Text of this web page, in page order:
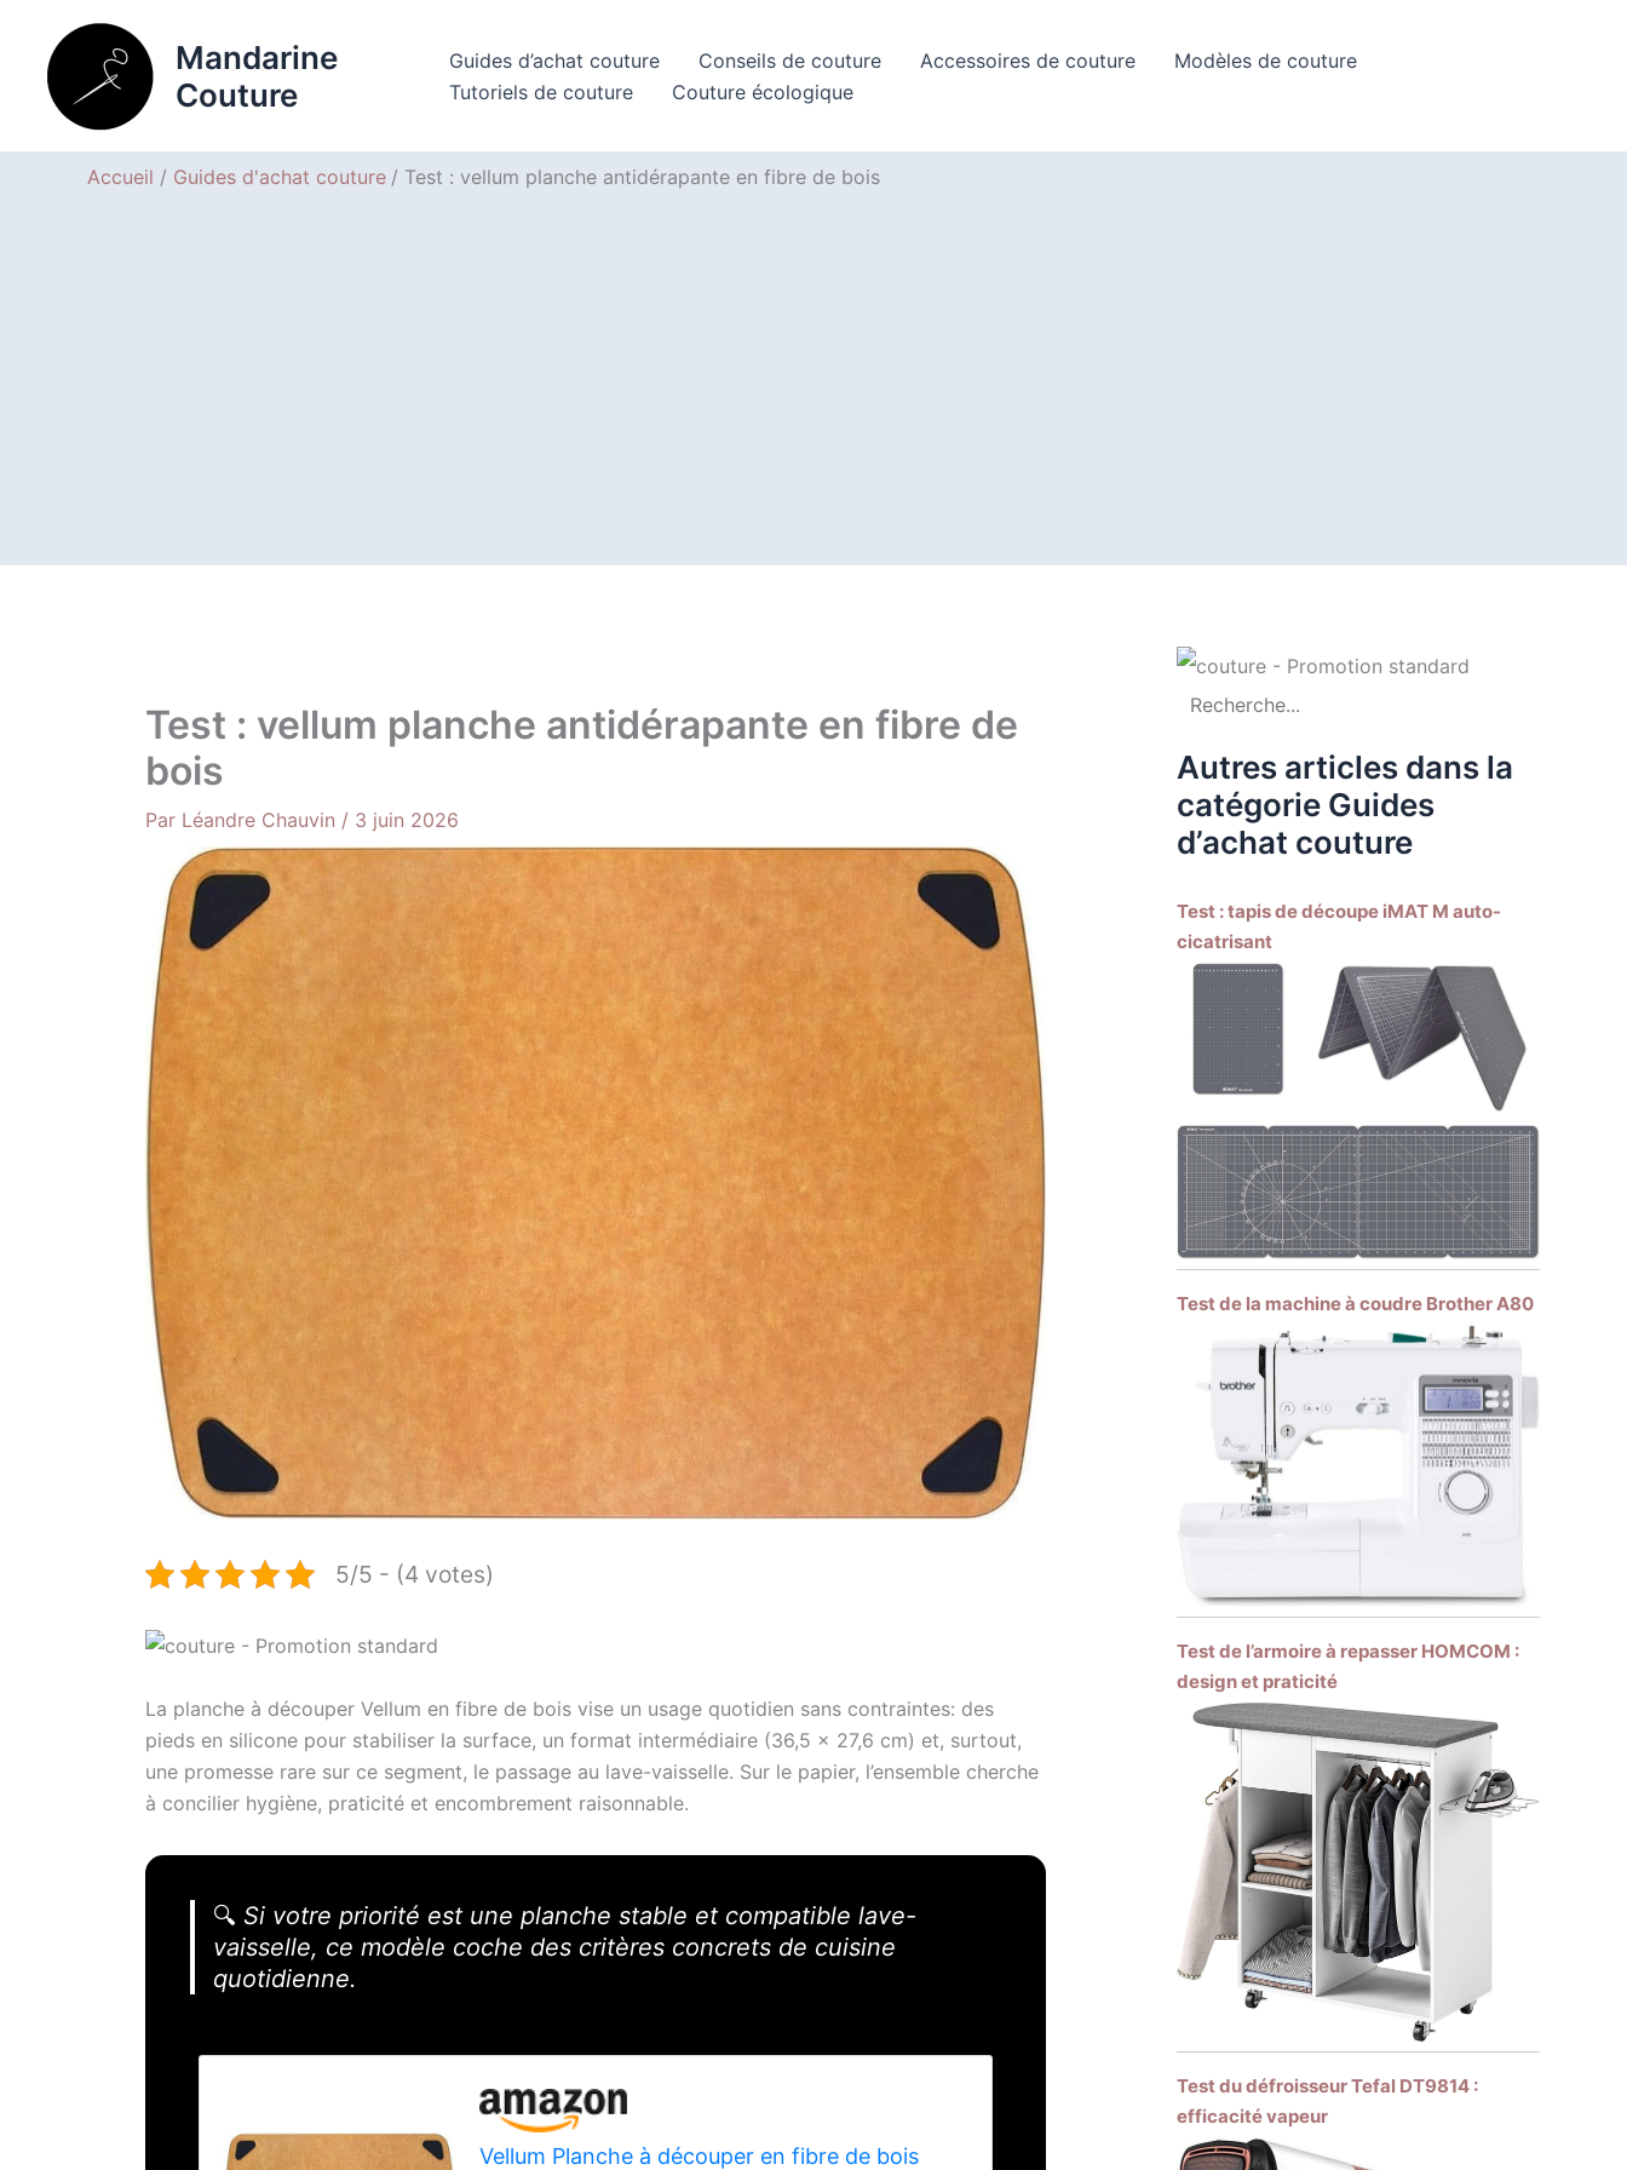
contenu
Mandarine
Couture
Guides d’achat couture Conseils de couture Accessoires de couture
Modèles de couture
Tutoriels de couture
Couture écologique
Accueil Guides d'achat couture Test : vellum planche antidérapante en fibre de bois
Test : vellum planche antidérapante en fibre de
bois
Par Léandre Chauvin / 3 juin 2026
5/5 - (4 votes)
La planche à découper Vellum en fibre de bois vise un usage quotidien sans contraintes: des
pieds en silicone pour stabiliser la surface, un format intermédiaire (36,5 x 27,6 cm) et, surtout,
une promesse rare sur ce segment, le passage au lave-vaisselle. Sur le papier, l’ensemble cherche
à concilier hygiène, praticité et encombrement raisonnable.
🔍 Si votre priorité est une planche stable et compatible lave-
vaisselle, ce modèle coche des critères concrets de cuisine
quotidienne.
Vellum Planche à découper en fibre de bois
Autres articles dans la
catégorie Guides
d’achat couture
Test : tapis de découpe iMAT M auto-
cicatrisant
Test de la machine à coudre Brother A80
Test de l’armoire à repasser HOMCOM :
design et praticité
Test du défroisseur Tefal DT9814 :
efficacité vapeur